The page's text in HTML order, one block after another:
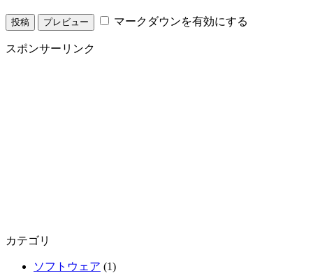
マークダウンを有効にする
スポンサーリンク
カテゴリ
ソフトウェア (1)